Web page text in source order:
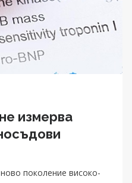
измерва
поколение високо-